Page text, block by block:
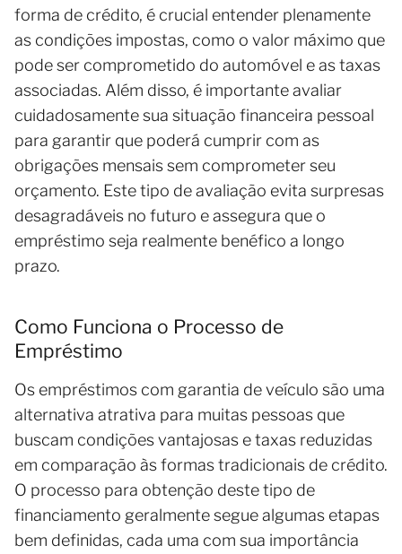
forma de crédito, é crucial entender plenamente
as condições impostas, como o valor máximo que
pode ser comprometido do automóvel e as taxas
associadas. Além disso, é importante avaliar
cuidadosamente sua situação financeira pessoal
para garantir que poderá cumprir com as
obrigações mensais sem comprometer seu
orçamento. Este tipo de avaliação evita surpresas
desagradáveis no futuro e assegura que o
empréstimo seja realmente benéfico a longo
prazo.
Como Funciona o Processo de
Empréstimo
Os empréstimos com garantia de veículo são uma
alternativa atrativa para muitas pessoas que
buscam condições vantajosas e taxas reduzidas
em comparação às formas tradicionais de crédito.
O processo para obtenção deste tipo de
financiamento geralmente segue algumas etapas
bem definidas, cada uma com sua importância